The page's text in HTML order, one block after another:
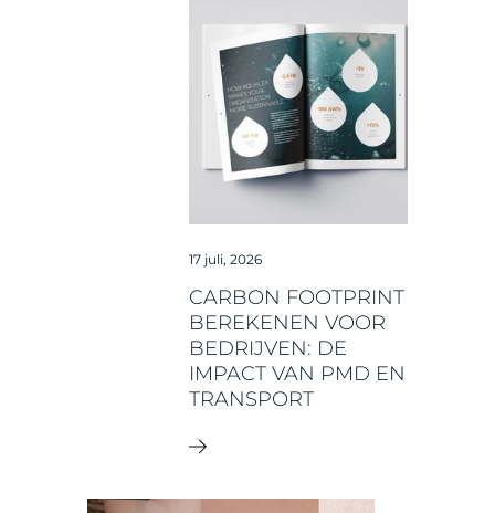
17 juli, 2026
CARBON FOOTPRINT
BEREKENEN VOOR
BEDRIJVEN: DE
IMPACT VAN PMD EN
TRANSPORT